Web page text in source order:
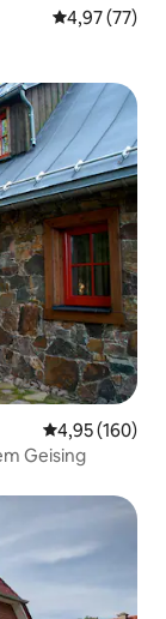
Classificação
4,97 (77)
Classificação
4,95 (160)
Geising